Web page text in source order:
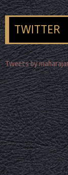
TWITTER
Tweets by